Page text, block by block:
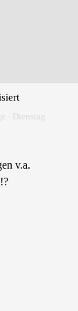
· Dienstag
v.a.